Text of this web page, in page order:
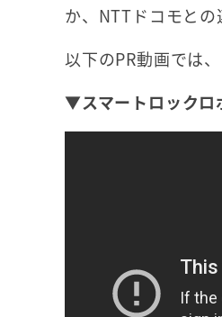
か、NTTドコモとの
以下のPR動画では
▼スマートロックロ